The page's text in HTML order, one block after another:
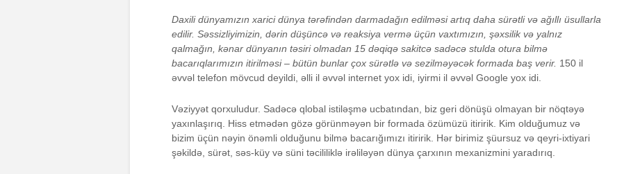
Daxili dünyamızın xarici dünya tərəfindən darmadağın edilməsi artıq daha sürətli və ağıllı üsullarla
edilir. Səssizliyimizin, dərin düşüncə və reaksiya vermə üçün vaxtımızın, şəxsilik və yalnız
qalmağın, kənar dünyanın təsiri olmadan 15 dəqiqə sakitcə sadəcə stulda otura bilmə
bacarıqlarımızın itirilməsi – bütün bunlar çox sürətlə və sezilməyəcək formada baş verir. 150 il
əvvəl telefon mövcud deyildi, əlli il əvvəl internet yox idi, iyirmi il əvvəl Google yox idi.
Vəziyyət qorxuludur. Sadəcə qlobal istiləşmə ucbatından, biz geri dönüşü olmayan bir nöqtəyə
yaxınlaşırıq. Hiss etmədən gözə görünməyən bir formada özümüzü itiririk. Kim olduğumuz və
bizim üçün nəyin önəmli olduğunu bilmə bacarığımızı itiririk. Hər birimiz şüursuz və qeyri-ixtiyari
şəkildə, sürət, səs-küy və süni təcililiklə irəliləyən dünya çarxının mexanizmini yaradırıq.